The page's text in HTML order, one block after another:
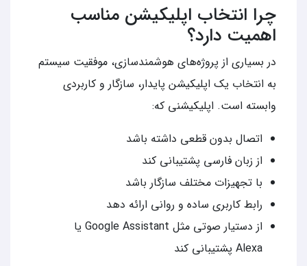
چرا انتخاب اپلیکیشن مناسب
اهمیت دارد؟
در بسیاری از پروژه‌های هوشمندسازی، موفقیت سیستم
به انتخاب یک اپلیکیشن پایدار، سازگار و کاربردی
وابسته است. اپلیکیشنی که:
اتصال بدون قطعی داشته باشد
از زبان فارسی پشتیبانی کند
با تجهیزات مختلف سازگار باشد
رابط کاربری ساده و روانی ارائه دهد
از دستیار صوتی مثل Google Assistant یا
Alexa پشتیبانی کند